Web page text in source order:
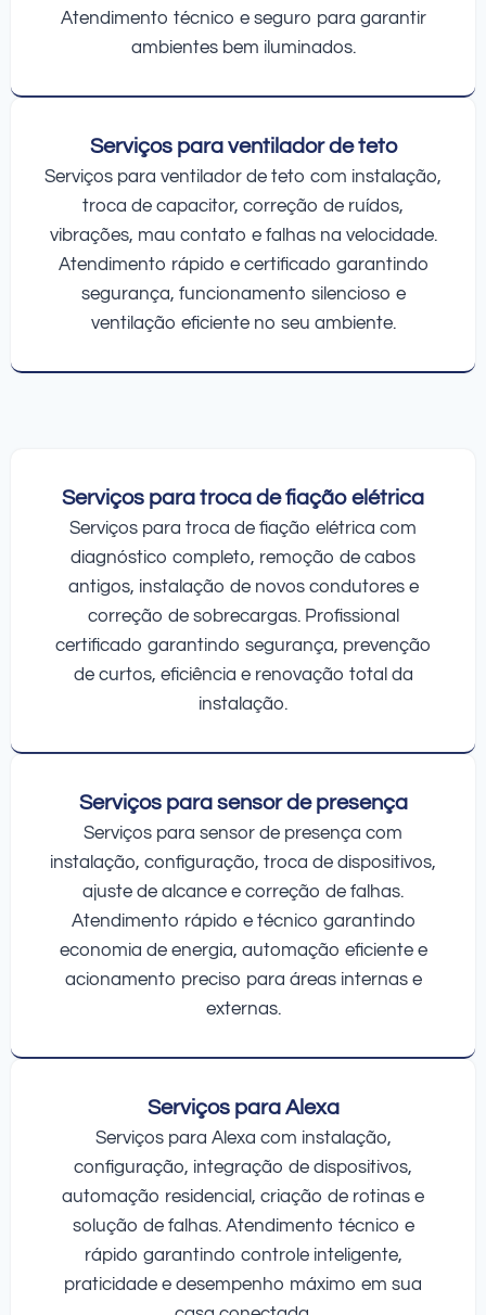
Atendimento técnico e seguro para garantir
ambientes bem iluminados.
Serviços para ventilador de teto
Serviços para ventilador de teto com instalação,
troca de capacitor, correção de ruídos,
vibrações, mau contato e falhas na velocidade.
Atendimento rápido e certificado garantindo
segurança, funcionamento silencioso e
ventilação eficiente no seu ambiente.
Serviços para troca de fiação elétrica
Serviços para troca de fiação elétrica com
diagnóstico completo, remoção de cabos
antigos, instalação de novos condutores e
correção de sobrecargas. Profissional
certificado garantindo segurança, prevenção
de curtos, eficiência e renovação total da
instalação.
Serviços para sensor de presença
Serviços para sensor de presença com
instalação, configuração, troca de dispositivos,
ajuste de alcance e correção de falhas.
Atendimento rápido e técnico garantindo
economia de energia, automação eficiente e
acionamento preciso para áreas internas e
externas.
Serviços para Alexa
Serviços para Alexa com instalação,
configuração, integração de dispositivos,
automação residencial, criação de rotinas e
solução de falhas. Atendimento técnico e
rápido garantindo controle inteligente,
praticidade e desempenho máximo em sua